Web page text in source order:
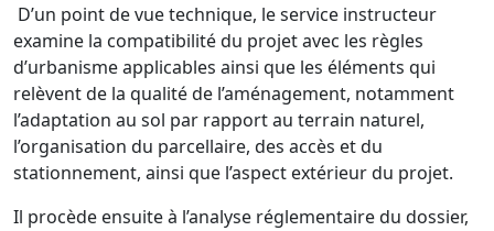
D’un point de vue technique, le service instructeur
examine la compatibilité du projet avec les règles
d’urbanisme applicables ainsi que les éléments qui
relèvent de la qualité de l’aménagement, notamment
l’adaptation au sol par rapport au terrain naturel,
l’organisation du parcellaire, des accès et du
stationnement, ainsi que l’aspect extérieur du projet.
Il procède ensuite à l’analyse réglementaire du dossier,